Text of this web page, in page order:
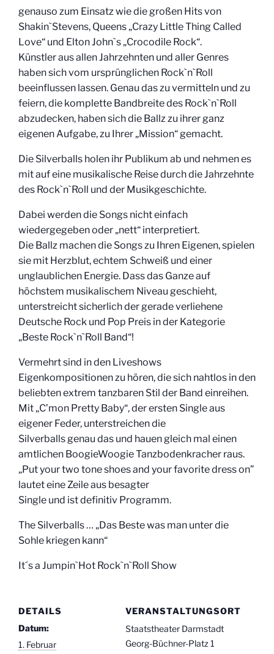
genauso zum Einsatz wie die großen Hits von
Shakin`Stevens, Queens „Crazy Little Thing Called
Love“ und Elton John`s „Crocodile Rock“.
Künstler aus allen Jahrzehnten und aller Genres
haben sich vom ursprünglichen Rock`n`Roll
beeinflussen lassen. Genau das zu vermitteln und zu
feiern, die komplette Bandbreite des Rock`n`Roll
abzudecken, haben sich die Ballz zu ihrer ganz
eigenen Aufgabe, zu Ihrer „Mission“ gemacht.
Die Silverballs holen ihr Publikum ab und nehmen es
mit auf eine musikalische Reise durch die Jahrzehnte
des Rock`n`Roll und der Musikgeschichte.
Dabei werden die Songs nicht einfach
wiedergegeben oder „nett“ interpretiert.
Die Ballz machen die Songs zu Ihren Eigenen, spielen
sie mit Herzblut, echtem Schweiß und einer
unglaublichen Energie. Dass das Ganze auf
höchstem musikalischem Niveau geschieht,
unterstreicht sicherlich der gerade verliehene
Deutsche Rock und Pop Preis in der Kategorie
„Beste Rock`n`Roll Band“!
Vermehrt sind in den Liveshows
Eigenkompositionen zu hören, die sich nahtlos in den
beliebten extrem tanzbaren Stil der Band einreihen.
Mit „C’mon Pretty Baby“, der ersten Single aus
eigener Feder, unterstreichen die
Silverballs genau das und hauen gleich mal einen
amtlichen BoogieWoogie Tanzbodenkracher raus.
„Put your two tone shoes and your favorite dress on”
lautet eine Zeile aus besagter
Single und ist definitiv Programm.
The Silverballs … „Das Beste was man unter die
Sohle kriegen kann“
It´s a Jumpin`Hot Rock`n`Roll Show
DETAILS
Datum:
1. Februar
VERANSTALTUNGSORT
Staatstheater Darmstadt
Georg-Büchner-Platz 1